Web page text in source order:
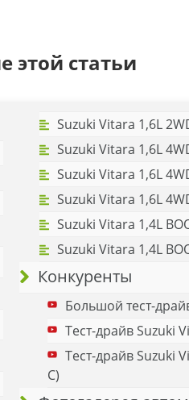
этой статьи
Suzuki Vitara 1,6L
Suzuki Vitara 1,6L
Suzuki Vitara 1,6L
Suzuki Vitara 1,6L
Suzuki Vitara 1,4L
Suzuki Vitara 1,4L
Конкуренты
Большой тест-
Тест-драйв Suzuki
Тест-драйв Suzuki
С)